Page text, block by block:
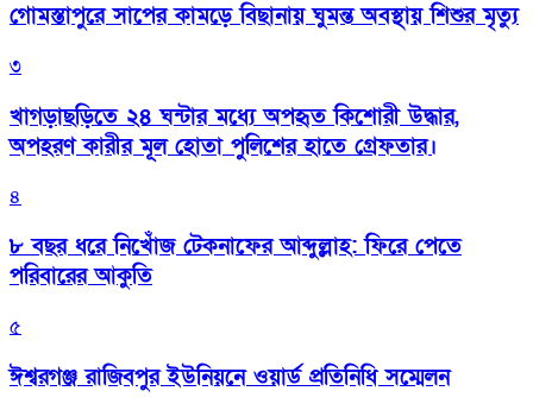
গোমস্তাপুরে সাপের কামড়ে বিছানায় ঘুমন্ত অবস্থায় শিশুর মৃত্যু
৩
খাগড়াছড়িতে ২৪ ঘন্টার মধ্যে অপহৃত কিশোরী উদ্ধার,
অপহরণ কারীর মূল হোতা পুলিশের হাতে গ্রেফতার।
৪
৮ বছর ধরে নিখোঁজ টেকনাফের আব্দুল্লাহ: ফিরে পেতে
পরিবারের আকুতি
৫
ঈশ্বরগঞ্জ রাজিবপুর ইউনিয়নে ওয়ার্ড প্রতিনিধি সম্মেলন